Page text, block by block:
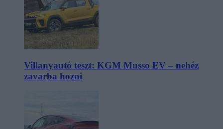
Villanyautó teszt: KGM Musso EV – nehéz
zavarba hozni